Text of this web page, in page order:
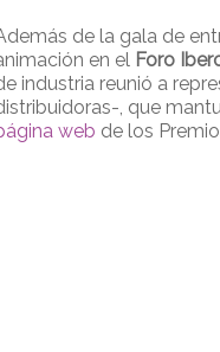
de la gala de
en el Foro
industria reunió a
, que
web de los